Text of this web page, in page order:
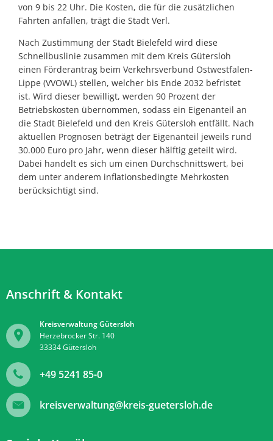
von 9 bis 22 Uhr. Die Kosten, die für die zusätzlichen
Fahrten anfallen, trägt die Stadt Verl.
Nach Zustimmung der Stadt Bielefeld wird diese
Schnellbuslinie zusammen mit dem Kreis Gütersloh
einen Förderantrag beim Verkehrsverbund Ostwestfalen-
Lippe (VVOWL) stellen, welcher bis Ende 2032 befristet
ist. Wird dieser bewilligt, werden 90 Prozent der
Betriebskosten übernommen, sodass ein Eigenanteil an
die Stadt Bielefeld und den Kreis Gütersloh entfällt. Nach
aktuellen Prognosen beträgt der Eigenanteil jeweils rund
30.000 Euro pro Jahr, wenn dieser hälftig geteilt wird.
Dabei handelt es sich um einen Durchschnittswert, bei
dem unter anderem inflationsbedingte Mehrkosten
berücksichtigt sind.
Anschrift & Kontakt
Kreisverwaltung Gütersloh
Herzebrocker Str. 140
33334Gütersloh
+49 5241 85-0
kreisverwaltung@kreis-guetersloh.de